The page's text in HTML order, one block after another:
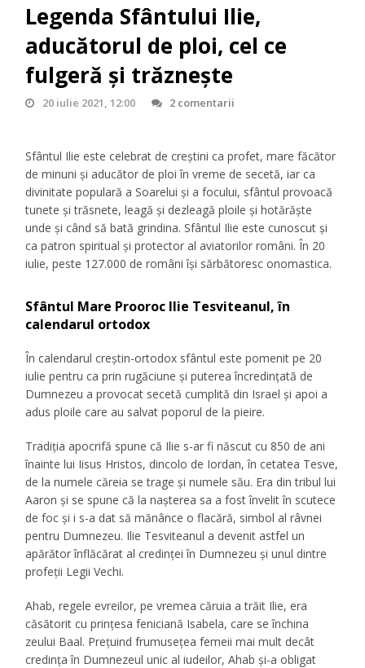
Legenda Sfântului Ilie,
aducătorul de ploi, cel ce
fulgeră şi trăzneşte
20 iulie 2021, 12:00 2 comentarii
Sfântul Ilie este celebrat de creştini ca profet, mare făcător
de minuni şi aducător de ploi în vreme de secetă, iar ca
divinitate populară a Soarelui şi a focului, sfântul provoacă
tunete şi trăsnete, leagă şi dezleagă ploile şi hotărăşte
unde şi când să bată grindina. Sfântul Ilie este cunoscut şi
ca patron spiritual şi protector al aviatorilor români. În 20
iulie, peste 127.000 de români îşi sărbătoresc onomastica.
Sfântul Mare Prooroc Ilie Tesviteanul, în
calendarul ortodox
În calendarul creştin-ortodox sfântul este pomenit pe 20
iulie pentru ca prin rugăciune şi puterea încredinţată de
Dumnezeu a provocat secetă cumplită din Israel şi apoi a
adus ploile care au salvat poporul de la pieire.
Tradiţia apocrifă spune că Ilie s-ar fi născut cu 850 de ani
înainte lui Iisus Hristos, dincolo de Iordan, în cetatea Tesve,
de la numele căreia se trage şi numele său. Era din tribul lui
Aaron şi se spune că la naşterea sa a fost învelit în scutece
de foc şi i s-a dat să mănânce o flacără, simbol al râvnei
pentru Dumnezeu. Ilie Tesviteanul a devenit astfel un
apărător înflăcărat al credinţei în Dumnezeu şi unul dintre
profeţii Legii Vechi.
Ahab, regele evreilor, pe vremea căruia a trăit Ilie, era
căsătorit cu prinţesa feniciană Isabela, care se închina
zeului Baal. Preţuind frumuseţea femeii mai mult decât
credinţa în Dumnezeul unic al iudeilor, Ahab şi-a obligat